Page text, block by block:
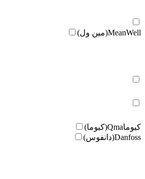
MeanWell(مین ول)
کیوماQma(کیوما)
Danfoss(دانفوس)